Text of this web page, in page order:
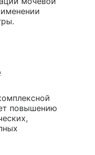
повышению